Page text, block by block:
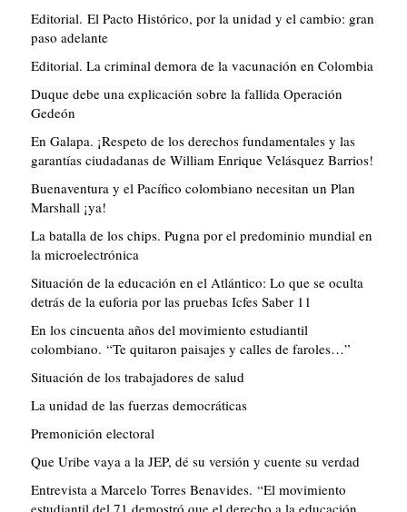
Editorial. El Pacto Histórico, por la unidad y el cambio: gran
paso adelante
Editorial. La criminal demora de la vacunación en Colombia
Duque debe una explicación sobre la fallida Operación
Gedeón
En Galapa. ¡Respeto de los derechos fundamentales y las
garantías ciudadanas de William Enrique Velásquez Barrios!
Buenaventura y el Pacífico colombiano necesitan un Plan
Marshall ¡ya!
La batalla de los chips. Pugna por el predominio mundial en
la microelectrónica
Situación de la educación en el Atlántico: Lo que se oculta
detrás de la euforia por las pruebas Icfes Saber 11
En los cincuenta años del movimiento estudiantil
colombiano. “Te quitaron paisajes y calles de faroles…”
Situación de los trabajadores de salud
La unidad de las fuerzas democráticas
Premonición electoral
Que Uribe vaya a la JEP, dé su versión y cuente su verdad
Entrevista a Marcelo Torres Benavides. “El movimiento
estudiantil del 71 demostró que el derecho a la educación